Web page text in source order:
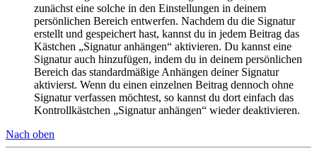
zunächst eine solche in den Einstellungen in deinem
persönlichen Bereich entwerfen. Nachdem du die Signatur
erstellt und gespeichert hast, kannst du in jedem Beitrag das
Kästchen „Signatur anhängen“ aktivieren. Du kannst eine
Signatur auch hinzufügen, indem du in deinem persönlichen
Bereich das standardmäßige Anhängen deiner Signatur
aktivierst. Wenn du einen einzelnen Beitrag dennoch ohne
Signatur verfassen möchtest, so kannst du dort einfach das
Kontrollkästchen „Signatur anhängen“ wieder deaktivieren.
Nach oben